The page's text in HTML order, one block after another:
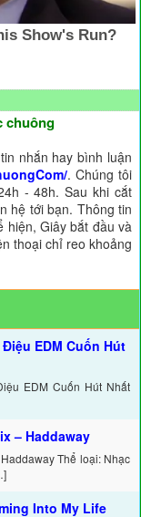
chuông
nhắn hay bình luận
. Chúng tôi
- 48h. Sau khi cắt
hệ tới bạn. Thông tin
hiện, Giây bắt đầu và
thoại chỉ reo khoảng
EDM Cuốn Hút
EDM Cuốn Hút Nhất
– Haddaway
Thể loại: Nhạc
Into My Life